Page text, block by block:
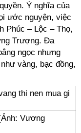
Ý nghĩa của
ước nguyện, việc
Phúc – Lộc – Thọ,
Trượng. Đa
ngọc nhưng
vàng, bạc đồng,
Vương